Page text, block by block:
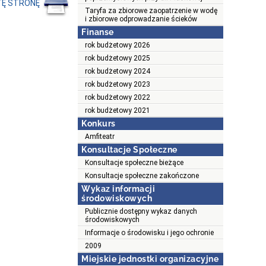
STRONĘ
Taryfa za zbiorowe zaopatrzenie w wodę
i zbiorowe odprowadzanie ścieków
Finanse
rok budżetowy 2026
rok budżetowy 2025
rok budżetowy 2024
rok budżetowy 2023
rok budżetowy 2022
rok budżetowy 2021
Konkurs
Amfiteatr
Konsultacje Społeczne
Konsultacje społeczne bieżące
Konsultacje społeczne zakończone
Wykaz informacji
środowiskowych
Publicznie dostępny wykaz danych
środowiskowych
Informacje o środowisku i jego ochronie
2009
Miejskie jednostki organizacyjne